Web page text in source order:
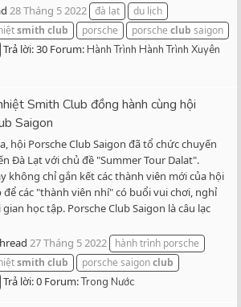
28 Tháng 5 2022 đà lạt
du lịch
smith club porsche porsche club saigon
Trả lời: 30 Forum:Hành Trình Hành Trình Xuyên
Smith Club đồng hành cùng hội
Saigon
hội Porsche Club Saigon đã tổ chức chuyến
Đà Lạt với chủ đề "Summer Tour Dalat".
không chỉ gắn kết các thành viên mới của hội
để các "thành viên nhí" có buổi vui chơi, nghỉ
học tập. Porsche Club Saigon là câu lạc
27 Tháng 5 2022
hành trình porsche
smith club porsche saigonclub
Trả lời: 0 Forum:Trong Nước